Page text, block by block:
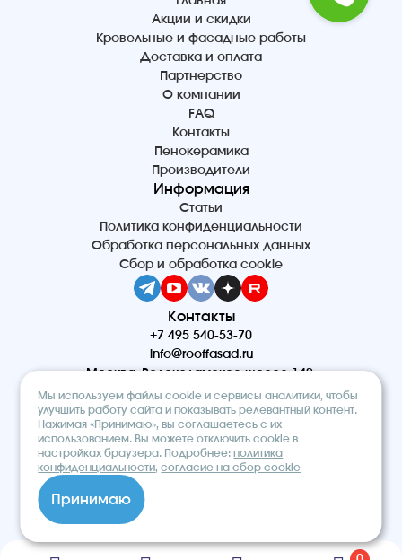
Акции и скидки
Кровельные и фасадные работы
Доставка и оплата
Партнерство
О компании
FAQ
Контакты
Пенокерамика
Производители
Информация
Статьи
Политика конфиденциальности
Обработка персональных данных
Сбор и обработка cookie
Контакты
+7 495 540-53-70
info@rooffasad.ru
Москва, Волоколамское шоссе 142,
офис 606, 6 этаж
Реквизиты
ООО “ПТК “Титан”
ОГРН 1227700212475
ИНН 9710097508
© 2026. Строительный интернет-
магазин «ROOF&FACADE»
Мы используем файлы cookie и сервисы аналитики, чтобы
улучшить работу сайта и показывать релевантный контент.
Нажимая «Принимаю», вы соглашаетесь с их
использованием. Вы можете отключить cookie в
настройках браузера. Подробнее:политика
конфиденциальности,согласие на сбор cookie
Принимаю